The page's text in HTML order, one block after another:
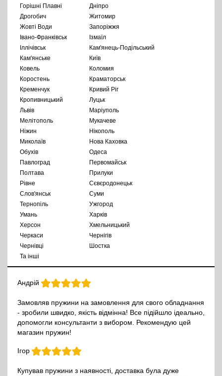
Горішні Плавні
Дніпро
Дрогобич
Житомир
Жовті Води
Запоріжжя
Івано-Франківськ
Ізмаїл
Іллічівськ
Кам'янець-Подільський
Кам'янське
Київ
Ковель
Коломия
Коростень
Краматорськ
Кременчук
Кривий Ріг
Кропивницький
Луцьк
Львів
Маріуполь
Мелітополь
Мукачеве
Ніжин
Нікополь
Миколаїв
Нова Каховка
Обухів
Одеса
Павлоград
Первомайськ
Полтава
Прилуки
Рівне
Сєвєродонецьк
Слов'янськ
Суми
Тернопіль
Ужгород
Умань
Харків
Херсон
Хмельницький
Черкаси
Чернігів
Чернівці
Шостка
Та інші
Андрій
Замовляв пружини на замовлення для свого обладнання
- зробили швидко, якість відмінна! Все підійшло ідеально,
допомогли консультанти з вибором. Рекомендую цей
магазин пружин!
Ігор
Купував пружини з наявності, доставка була дуже